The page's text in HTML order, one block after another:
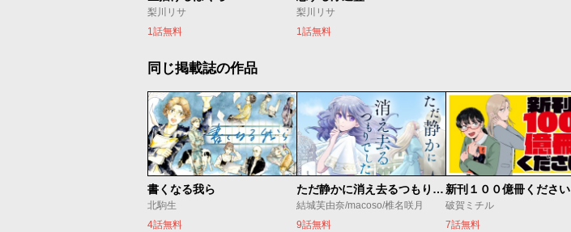
梨川リサ
1話無料
梨川リサ
1話無料
同じ掲載誌の作品
書くなる我ら
北駒生
4話無料
ただ静かに消え去るつもりでした
結城芙由奈/macoso/椎名咲月
9話無料
新刊１００億冊ください
破賀ミチル
7話無料